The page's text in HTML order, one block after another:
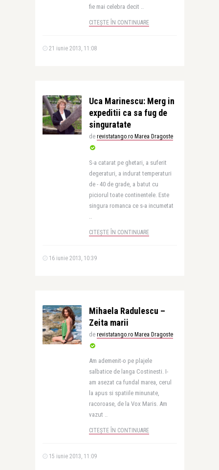
fie mai celebra decit ..
CITEȘTE ÎN CONTINUARE
21 iunie 2013, 11:08
Uca Marinescu: Merg in
expeditii ca sa fug de
singuratate
de revistatango.ro Marea Dragoste
S-a catarat pe ghetari, a suferit
degeraturi, a indurat temperaturi
de - 40 de grade, a batut cu
piciorul toate continentele. Este
singura romanca ce s-a incumetat
..
CITEȘTE ÎN CONTINUARE
16 iunie 2013, 10:39
Mihaela Radulescu –
Zeita marii
de revistatango.ro Marea Dragoste
Am ademenit-o pe plajele
salbatice de langa Costinesti. I-
am asezat ca fundal marea, cerul
la apus si spatiile minunate,
racoroase, de la Vox Maris. Am
vazut ..
CITEȘTE ÎN CONTINUARE
15 iunie 2013, 11:09